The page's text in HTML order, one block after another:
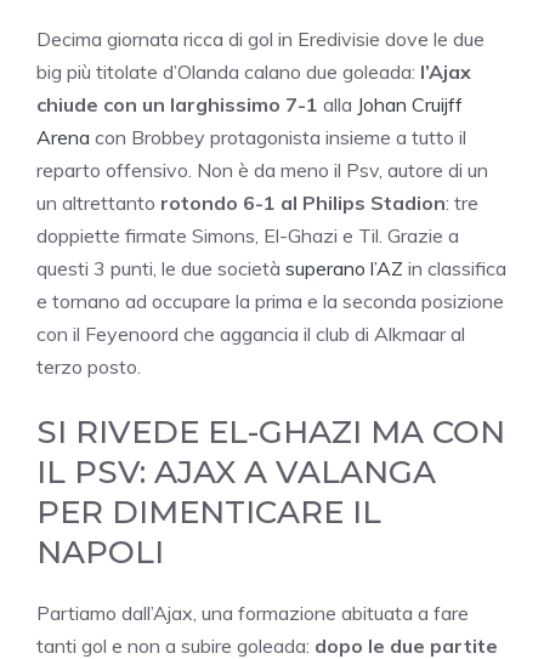
Decima giornata ricca di gol in Eredivisie dove le due
big più titolate d’Olanda calano due goleada: l’Ajax
chiude con un larghissimo 7-1 alla Johan Cruijff
Arena con Brobbey protagonista insieme a tutto il
reparto offensivo. Non è da meno il Psv, autore di un
un altrettanto rotondo 6-1 al Philips Stadion: tre
doppiette firmate Simons, El-Ghazi e Til. Grazie a
questi 3 punti, le due società superano l’AZ in classifica
e tornano ad occupare la prima e la seconda posizione
con il Feyenoord che aggancia il club di Alkmaar al
terzo posto.
SI RIVEDE EL-GHAZI MA CON
IL PSV: AJAX A VALANGA
PER DIMENTICARE IL
NAPOLI
Partiamo dall’Ajax, una formazione abituata a fare
tanti gol e non a subire goleada: dopo le due partite